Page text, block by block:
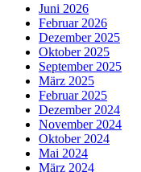
Juni 2026
Februar 2026
Dezember 2025
Oktober 2025
September 2025
März 2025
Februar 2025
Dezember 2024
November 2024
Oktober 2024
Mai 2024
März 2024